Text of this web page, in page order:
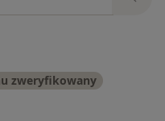
zweryfikowany